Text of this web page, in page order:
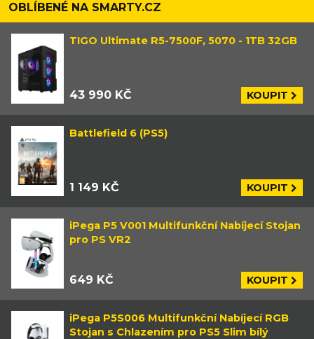
OBLÍBENÉ NA SMARTY.CZ
TIGO Ultimate R5-7500F, 5070 - 1TB 32GB
43 990 KČ KOUPIT
Battlefield 6 (PS5)
1 149 KČ KOUPIT
iPega P5 V001 Multifunkční Nabíjecí Stojan
pro PS VR2
649 KČ KOUPIT
iPega P5S006 Multifunkční Nabíjecí RGB
Stojan s Chlazením pro PS5 Slim bílý